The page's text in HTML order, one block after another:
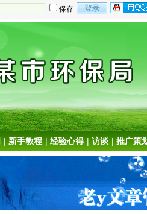
保存
| 新手教程 | 经验心得 | 访谈 | 推广策